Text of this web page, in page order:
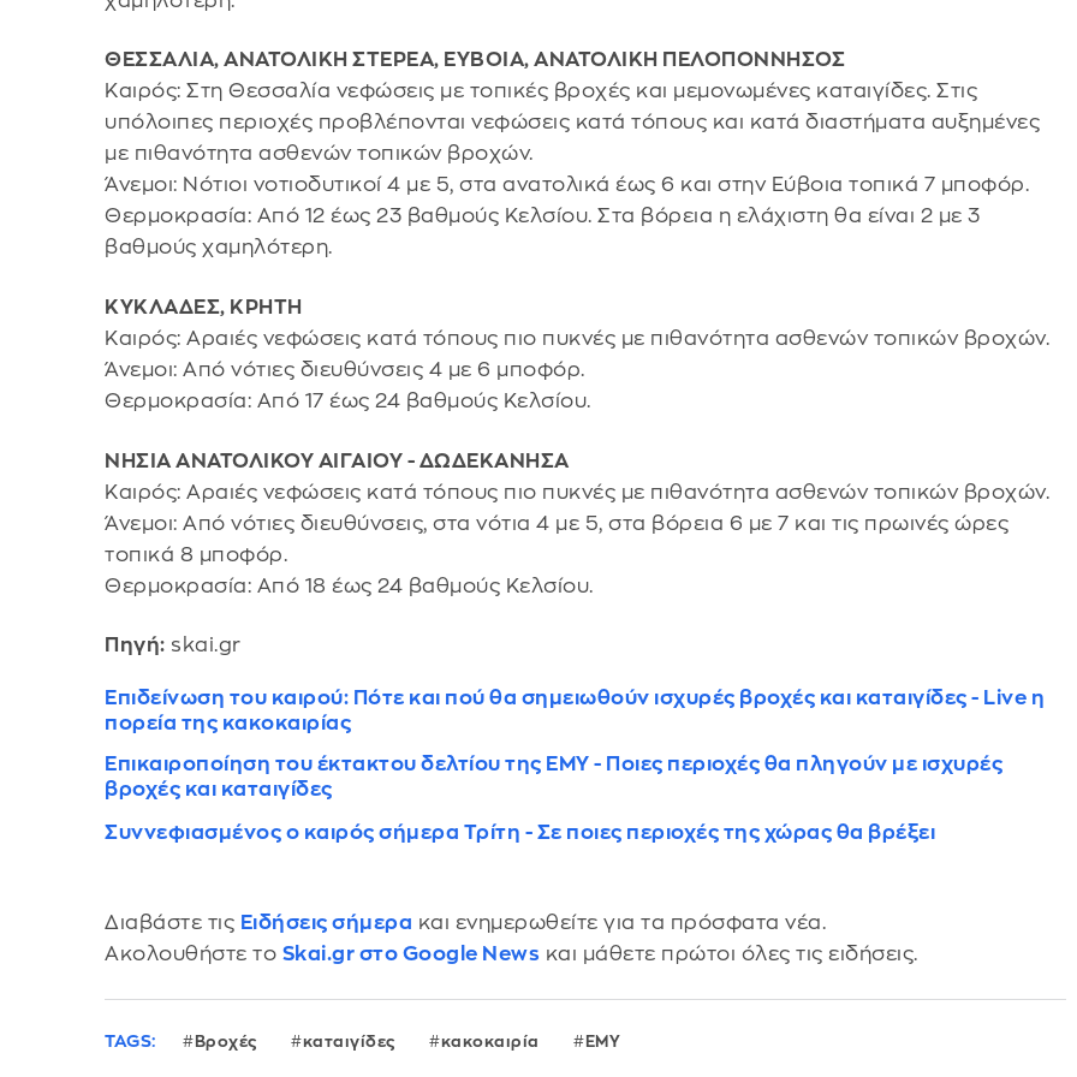
ΘΕΣΣΑΛΙΑ, ΑΝΑΤΟΛΙΚΗ ΣΤΕΡΕΑ, ΕΥΒΟΙΑ, ΑΝΑΤΟΛΙΚΗ ΠΕΛΟΠΟΝΝΗΣΟΣ
Καιρός: Στη Θεσσαλία νεφώσεις με τοπικές βροχές και μεμονωμένες καταιγίδες. Στις
υπόλοιπες περιοχές προβλέπονται νεφώσεις κατά τόπους και κατά διαστήματα αυξημένες
με πιθανότητα ασθενών τοπικών βροχών.
Άνεμοι: Νότιοι νοτιοδυτικοί 4 με 5, στα ανατολικά έως 6 και στην Εύβοια τοπικά 7 μποφόρ.
Θερμοκρασία: Από 12 έως 23 βαθμούς Κελσίου. Στα βόρεια η ελάχιστη θα είναι 2 με 3
βαθμούς χαμηλότερη.
ΚΥΚΛΑΔΕΣ, ΚΡΗΤΗ
Καιρός: Αραιές νεφώσεις κατά τόπους πιο πυκνές με πιθανότητα ασθενών τοπικών βροχών.
Άνεμοι: Από νότιες διευθύνσεις 4 με 6 μποφόρ.
Θερμοκρασία: Από 17 έως 24 βαθμούς Κελσίου.
ΝΗΣΙΑ ΑΝΑΤΟΛΙΚΟΥ ΑΙΓΑΙΟΥ - ΔΩΔΕΚΑΝΗΣΑ
Καιρός: Αραιές νεφώσεις κατά τόπους πιο πυκνές με πιθανότητα ασθενών τοπικών βροχών.
Άνεμοι: Από νότιες διευθύνσεις, στα νότια 4 με 5, στα βόρεια 6 με 7 και τις πρωινές ώρες
τοπικά 8 μποφόρ.
Θερμοκρασία: Από 18 έως 24 βαθμούς Κελσίου.
Πηγή: skai.gr
Επιδείνωση του καιρού: Πότε και πού θα σημειωθούν ισχυρές βροχές και καταιγίδες - Live η
πορεία της κακοκαιρίας
Επικαιροποίηση του έκτακτου δελτίου της ΕΜΥ - Ποιες περιοχές θα πληγούν με ισχυρές
βροχές και καταιγίδες
Συννεφιασμένος ο καιρός σήμερα Τρίτη - Σε ποιες περιοχές της χώρας θα βρέξει
Διαβάστε τις Ειδήσεις σήμερα και ενημερωθείτε για τα πρόσφατα νέα.
Ακολουθήστε το Skai.gr στο Google News και μάθετε πρώτοι όλες τις ειδήσεις.
TAGS: Βροχές καταιγίδες κακοκαιρία ΕΜΥ